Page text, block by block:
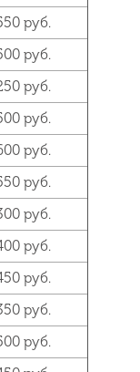
руб.
руб.
руб.
руб.
руб.
руб.
руб.
руб.
руб.
руб.
руб.